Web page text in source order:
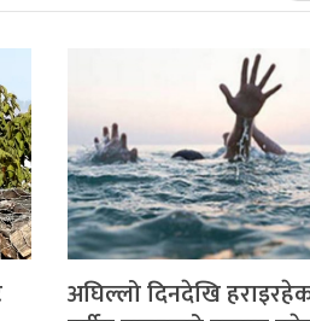
अघिल्लो दिनदेखि